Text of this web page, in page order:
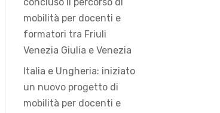
mobilità per docenti e
formatori tra Friuli
Venezia Giulia e Venezia
Italia e Ungheria: iniziato
un nuovo progetto di
mobilità per docenti e